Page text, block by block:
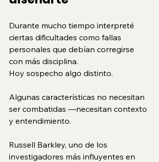
Durante mucho tiempo interpreté
ciertas dificultades como fallas
personales que debían corregirse
con más disciplina.
Hoy sospecho algo distinto.
Algunas características no necesitan
ser combatidas —necesitan contexto
y entendimiento.
Russell Barkley, uno de los
investigadores más influyentes en